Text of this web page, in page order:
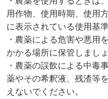
用作物、使用時期、使用
に表示されている使用基
・農薬による危害や悪用
かかる場所に保管しましょ
・農薬の誤飲による中毒
薬やその希釈液、残渣等
えないでください。